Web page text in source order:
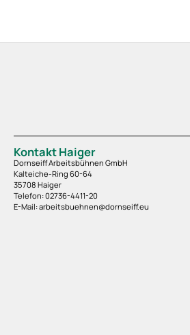
Kontakt Haiger
Dornseiff Arbeitsbühnen GmbH
Kalteiche-Ring 60-64
35708 Haiger
Telefon: 02736-4411-20
E-Mail: arbeitsbuehnen@dornseiff.eu